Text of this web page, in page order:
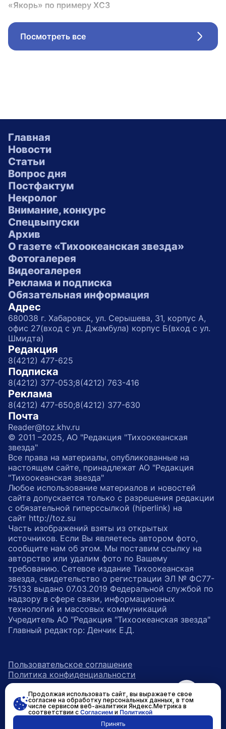
«Якорь» по примеру ХСЗ
Посмотреть все
Главная
Новости
Статьи
Вопрос дня
Постфактум
Некролог
Внимание, конкурс
Спецвыпуски
Архив
О газете «Тихоокеанская звезда»
Фотогалерея
Видеогалерея
Реклама и подписка
Обязательная информация
Адрес
680038 г. Хабаровск, ул. Серышева, 31, корпус А,
офис 27(вход с ул. Джамбула) корпус Б(вход с ул.
Шмидта)
Редакция
8(4212) 477-625
Подписка
8(4212) 377-053;8(4212) 763-416
Реклама
8(4212) 477-650;8(4212) 377-630
Почта
Reader@toz.khv.ru
© 2011 –2025, АО "Редакция "Тихоокеанская
звезда"
Все права на материалы, опубликованные на
настоящем сайте, принадлежат АО "Редакция
"Тихоокеанская звезда"
Любое использование материалов и новостей
сайта допускается только с разрешения редакции
с обязательной гиперссылкой (hiperlink) на
сайт http://toz.su
Часть изображений взяты из открытых
источников. Если Вы являетесь автором фото,
сообщите нам об этом. Мы поставим ссылку на
авторство или удалим фото по Вашему
требованию. Сетевое издание Тихоокеанская
звезда, свидетельство о регистрации ЭЛ № ФС77-
75133 выдано 07.03.2019 Федеральной службой по
надзору в сфере связи, информационных
технологий и массовых коммуникаций
Учредитель АО "Редакция "Тихоокеанская звезда"
Главный редактор: Денчик Е.Д.
Пользовательское соглашение
Политика конфиденциальности
ссылка на главную
возрастное ограничение 16+
ссылка на страницу в Вконтакте
ссылка на страницу в
ссылка на канал в
Продолжая использовать сайт, вы выражаете свое
согласие на обработку персональных данных, в том
числе сервисом веб-аналитики Яндекс.Метрика в
соответствии с Согласиеми Политикой
Принять